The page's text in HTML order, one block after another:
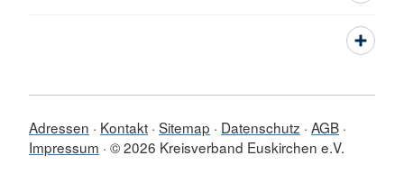
Adressen Kontakt Sitemap Datenschutz AGB
Impressum © 2026 Kreisverband Euskirchen e.V.